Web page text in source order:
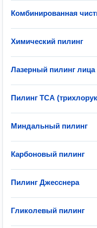
Комбинированная
Химический пилинг
Лазерный пилинг лица
Пилинг ТСА
Миндальный пилинг
Карбоновый пилинг
Пилинг Джесснера
Гликолевый пилинг